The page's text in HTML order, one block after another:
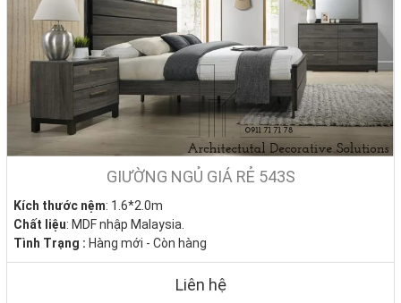
GIƯỜNG NGỦ GIÁ RẺ 543S
Kích thước nệm: 1.6*2.0m
Chất liệu: MDF nhập Malaysia.
Tình Trạng : Hàng mới - Còn hàng
Liên hệ